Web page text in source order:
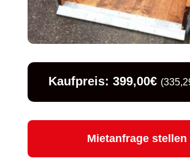
Kaufpreis: 399,00€
Mietanfrage stellen